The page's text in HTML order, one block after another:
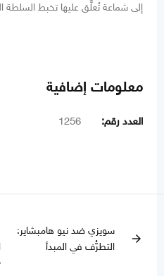
إلى شماعة تُعلَّق عليها تخبط السلطة
معلومات إضافية
العدد رقم: 1256
arrow_forward
سويزي ضد نيو هامبشاير:
التطرُّف في المبدأ